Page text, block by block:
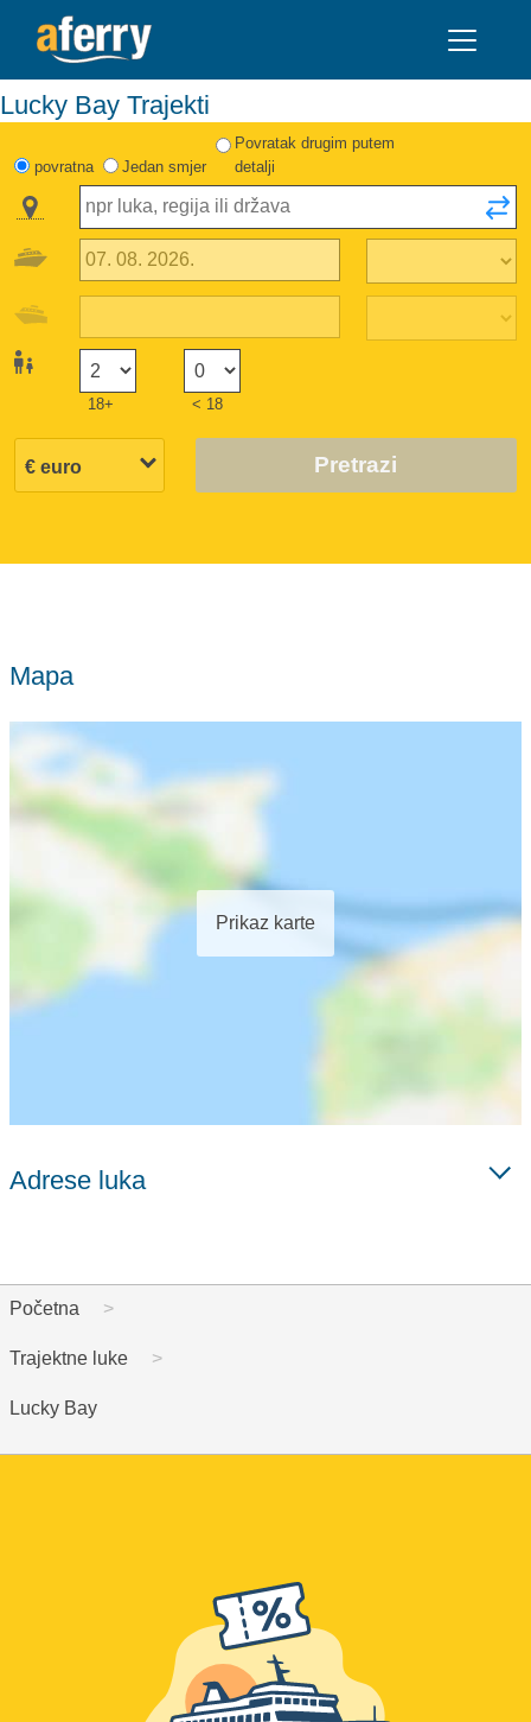
Lucky Bay Trajekti
povratna Jedan smjer
Povratak drugim putem
detalji
18+ < 18
Pretrazi
Mapa
Prikaz karte
Adrese luka
Početna
Trajektne luke
Lucky Bay